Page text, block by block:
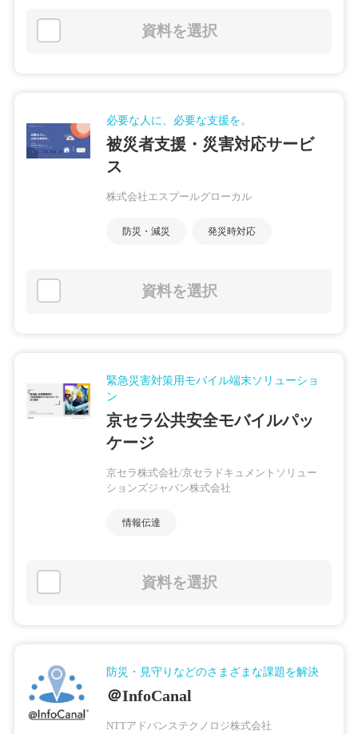
資料を選択
必要な人に、必要な支援を。
被災者支援・災害対応サービ
ス
株式会社エスプールグローカル
防災・減災 発災時対応
資料を選択
緊急災害対策用モバイル端末ソリューショ
ン
京セラ公共安全モバイルパッ
ケージ
京セラ株式会社/京セラドキュメントソリュー
ションズジャパン株式会社
情報伝達
資料を選択
防災・見守りなどのさまざまな課題を解決
＠InfoCanal
NTTアドバンステクノロジ株式会社